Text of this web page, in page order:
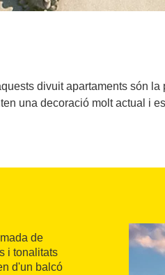
divuit apartaments són
una decoració molt actual i
de
i tonalitats
d'un balcó